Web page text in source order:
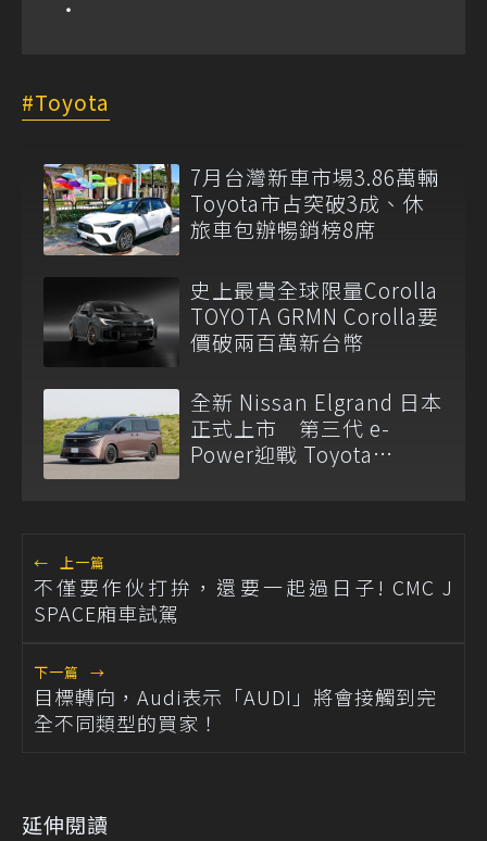
Toyota
7月台灣新車市場3.86萬輛
Toyota市占突破3成、休
旅車包辦暢銷榜8席
史上最貴全球限量Corolla
TOYOTA GRMN Corolla要
價破兩百萬新台幣
全新 Nissan Elgrand 日本
正式上市 第三代 e-
Power迎戰 Toyota
← 上一篇
不僅要作伙打拚，還要一起過日子! CMC J
SPACE廂車試駕
下一篇 →
目標轉向，Audi表示「AUDI」將會接觸到完
全不同類型的買家！
延伸閱讀